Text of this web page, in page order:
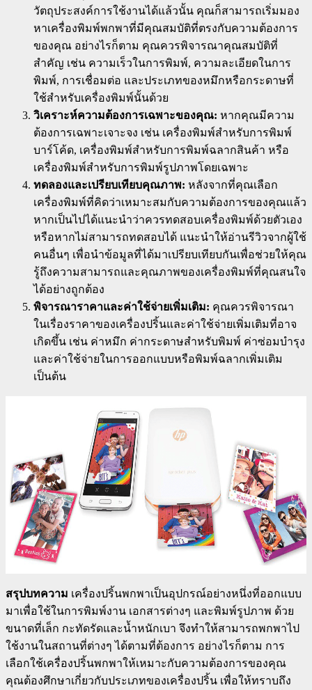
วัตถุประสงค์การใช้งานได้แล้วนั้น คุณก็สามารถเริ่มมอง
หาเครื่องพิมพ์พกพาที่มีคุณสมบัติที่ตรงกับความต้องการ
ของคุณ อย่างไรก็ตาม คุณควรพิจารณาคุณสมบัติที่
สำคัญ เช่น ความเร็วในการพิมพ์, ความละเอียดในการ
พิมพ์, การเชื่อมต่อ และประเภทของหมึกหรือกระดาษที่
ใช้สำหรับเครื่องพิมพ์นั้นด้วย
วิเคราะห์ความต้องการเฉพาะของคุณ: หากคุณมีความ
ต้องการเฉพาะเจาะจง เช่น เครื่องพิมพ์สำหรับการพิมพ์
บาร์โค้ด, เครื่องพิมพ์สำหรับการพิมพ์ฉลากสินค้า หรือ
เครื่องพิมพ์สำหรับการพิมพ์รูปภาพโดยเฉพาะ
ทดลองและเปรียบเทียบคุณภาพ: หลังจากที่คุณเลือก
เครื่องพิมพ์ที่คิดว่าเหมาะสมกับความต้องการของคุณแล้ว
หากเป็นไปได้แนะนำว่าควรทดสอบเครื่องพิมพ์ด้วยตัวเอง
หรือหากไม่สามารถทดสอบได้ แนะนำให้อ่านรีวิวจากผู้ใช้
คนอื่นๆ เพื่อนำข้อมูลที่ได้มาเปรียบเทียบกันเพื่อช่วยให้คุณ
รู้ถึงความสามารถและคุณภาพของเครื่องพิมพ์ที่คุณสนใจ
ได้อย่างถูกต้อง
พิจารณาราคาและค่าใช้จ่ายเพิ่มเติม: คุณควรพิจารณา
ในเรื่องราคาของเครื่องปริ้นและค่าใช้จ่ายเพิ่มเติมที่อาจ
เกิดขึ้น เช่น ค่าหมึก ค่ากระดาษสำหรับพิมพ์ ค่าซ่อมบำรุง
และค่าใช้จ่ายในการออกแบบหรือพิมพ์ฉลากเพิ่มเติม
เป็นต้น
สรุปบทความ เครื่องปริ้นพกพาเป็นอุปกรณ์อย่างหนึ่งที่ออกแบบ
มาเพื่อใช้ในการพิมพ์งาน เอกสารต่างๆ และพิมพ์รูปภาพ ด้วย
ขนาดที่เล็ก กะทัดรัดและน้ำหนักเบา จึงทำให้สามารถพกพาไป
ใช้งานในสถานที่ต่างๆ ได้ตามที่ต้องการ อย่างไรก็ตาม การ
เลือกใช้เครื่องปริ้นพกพาให้เหมาะกับความต้องการของคุณ
คุณต้องศึกษาเกี่ยวกับประเภทของเครื่องปริ้น เพื่อให้ทราบถึง